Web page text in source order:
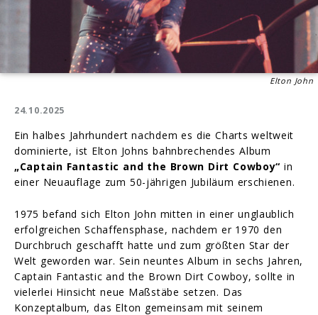
Elton John
24.10.2025
Ein halbes Jahrhundert nachdem es die Charts weltweit
dominierte, ist Elton Johns bahnbrechendes Album
„Captain Fantastic and the Brown Dirt Cowboy“ in
einer Neuauflage zum 50-jährigen Jubiläum erschienen.
1975 befand sich Elton John mitten in einer unglaublich
erfolgreichen Schaffensphase, nachdem er 1970 den
Durchbruch geschafft hatte und zum größten Star der
Welt geworden war. Sein neuntes Album in sechs Jahren,
Captain Fantastic and the Brown Dirt Cowboy, sollte in
vielerlei Hinsicht neue Maßstäbe setzen. Das
Konzeptalbum, das Elton gemeinsam mit seinem